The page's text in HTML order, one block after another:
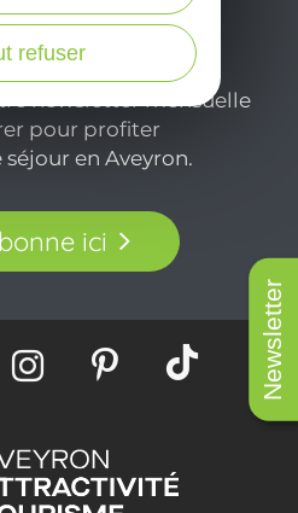
Newsletter
newsletter mensuelle
pour profiter
en Aveyron.
ici
refuser